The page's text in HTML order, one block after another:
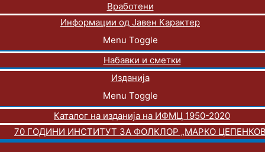
Вработени
Информации од Јавен Карактер
Menu Toggle
Набавки и сметки
Изданија
Menu Toggle
Каталог на изданија на ИФМЦ 1950-2020
70 ГОДИНИ ИНСТИТУТ ЗА ФОЛКЛОР „МАРКО